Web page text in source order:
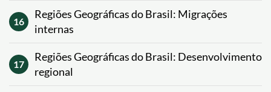
16
Regiões Geográficas do Brasil: Migrações
internas
17
Regiões Geográficas do Brasil: Desenvolvimento
regional